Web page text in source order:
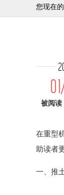
您现在的
被阅读
在重型
助读者
一、推